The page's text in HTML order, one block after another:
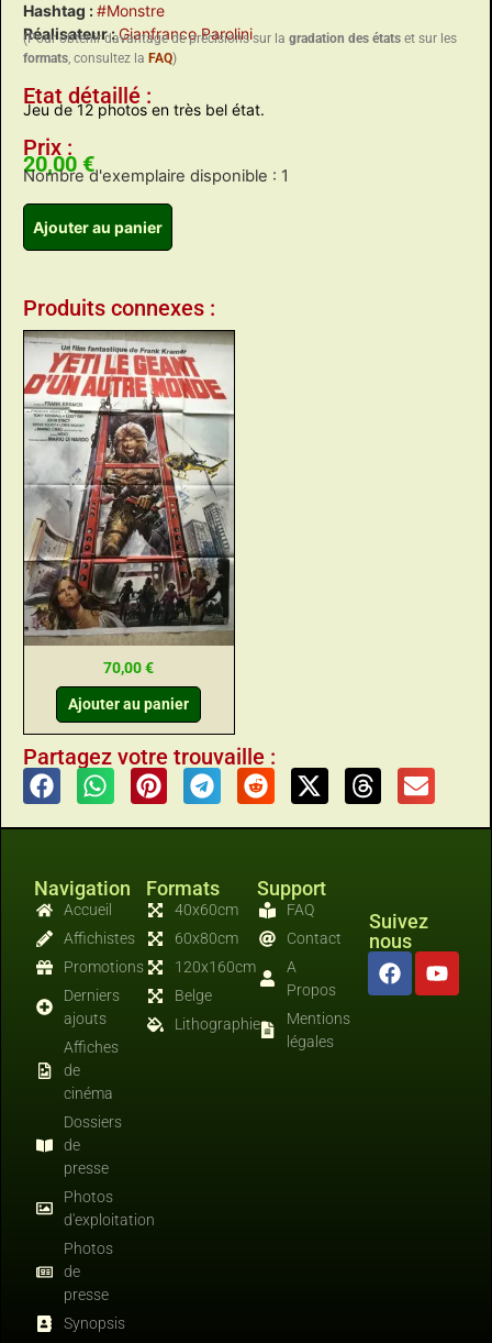
Hashtag :#Monstre
Réalisateur :Gianfranco Parolini
(Pour obtenir davantage de précisions sur la gradation des états et sur les
formats, consultez la FAQ)
Etat détaillé :
Jeu de 12 photos en très bel état.
Prix :
20,00 €
Nombre d'exemplaire disponible : 1
Ajouter au panier
Produits connexes :
70,00€
Ajouter au panier
Partagez votre trouvaille :
Navigation
Accueil
Affichistes
Promotions
Derniers
ajouts
Affiches
de
cinéma
Dossiers
de
presse
Photos
d'exploitation
Photos
de
presse
Synopsis
Formats
40x60cm
60x80cm
120x160cm
Belge
Lithographies
Support
FAQ
Contact
A
Propos
Mentions
légales
Suivez
nous